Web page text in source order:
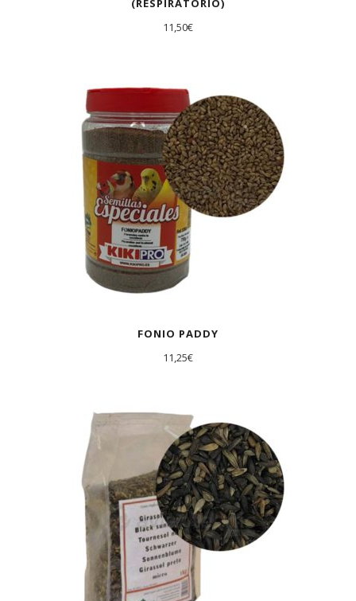
(RESPIRATORIO)
11,50€
FONIO PADDY
11,25€